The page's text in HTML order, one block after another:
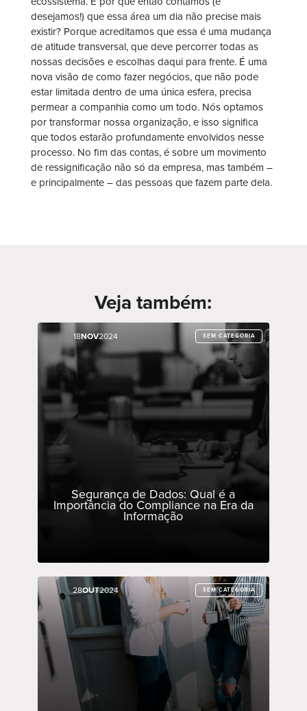
desejamos!) que essa área um dia não precise mais
existir? Porque acreditamos que essa é uma mudança
de atitude transversal, que deve percorrer todas as
nossas decisões e escolhas daqui para frente. É uma
nova visão de como fazer negócios, que não pode
estar limitada dentro de uma única esfera, precisa
permear a companhia como um todo. Nós optamos
por transformar nossa organização, e isso significa
que todos estarão profundamente envolvidos nesse
processo. No fim das contas, é sobre um movimento
de ressignificação não só da empresa, mas também –
e principalmente – das pessoas que fazem parte dela.
Veja também:
18NOV2024 SEM CATEGORIA
Segurança de Dados: Qual é a
Importância do Compliance na Era da
Informação
18NOV2024 SEM CATEGORIA
28OUT2024 SEM CATEGORIA
28OUT2024 SEM CATEGORIA